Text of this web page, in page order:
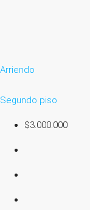
Arriendo
Segundo piso
$3.000.000